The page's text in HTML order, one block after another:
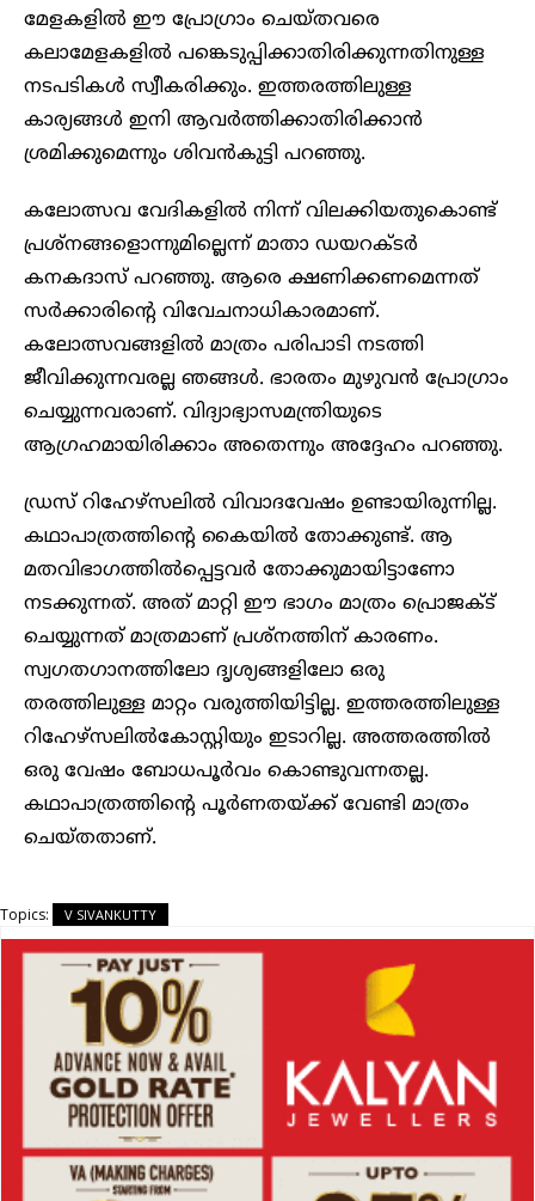
മേളകളില്‍ ഈ പ്രോഗ്രാം ചെയ്തവരെ
കലാമേളകളില്‍ പങ്കെടുപ്പിക്കാതിരിക്കുന്നതിനുള്ള
നടപടികള്‍ സ്വീകരിക്കും. ഇത്തരത്തിലുള്ള
കാര്യങ്ങള്‍ ഇനി ആവര്‍ത്തിക്കാതിരിക്കാന്‍
ശ്രമിക്കുമെന്നും ശിവന്‍കുട്ടി പറഞ്ഞു.
കലോത്സവ വേദികളില്‍ നിന്ന് വിലക്കിയതുകൊണ്ട്
പ്രശ്‌നങ്ങളൊന്നുമില്ലെന്ന് മാതാ ഡയറക്ടര്‍
കനകദാസ് പറഞ്ഞു. ആരെ ക്ഷണിക്കണമെന്നത്
സര്‍ക്കാരിന്റെ വിവേചനാധികാരമാണ്.
കലോത്സവങ്ങളില്‍ മാത്രം പരിപാടി നടത്തി
ജീവിക്കുന്നവരല്ല ഞങ്ങള്‍. ഭാരതം മുഴുവന്‍ പ്രോഗ്രാം
ചെയ്യുന്നവരാണ്. വിദ്യാഭ്യാസമന്ത്രിയുടെ
ആഗ്രഹമായിരിക്കാം അതെന്നും അദ്ദേഹം പറഞ്ഞു.
ഡ്രസ് റിഹേഴ്‌സലില്‍ വിവാദവേഷം ഉണ്ടായിരുന്നില്ല.
കഥാപാത്രത്തിന്റെ കൈയില്‍ തോക്കുണ്ട്. ആ
മതവിഭാഗത്തില്‍പ്പെട്ടവര്‍ തോക്കുമായിട്ടാണോ
നടക്കുന്നത്. അത് മാറ്റി ഈ ഭാഗം മാത്രം പ്രൊജക്‌ട്
ചെയ്യുന്നത് മാത്രമാണ് പ്രശ്‌നത്തിന് കാരണം.
സ്വഗതഗാനത്തിലോ ദൃശ്യങ്ങളിലോ ഒരു
തരത്തിലുള്ള മാറ്റം വരുത്തിയിട്ടില്ല. ഇത്തരത്തിലുള്ള
റിഹേഴ്‌സലില്‍കോസ്റ്റിയും ഇടാറില്ല. അത്തരത്തില്‍
ഒരു വേഷം ബോധപൂര്‍വം കൊണ്ടുവന്നതല്ല.
കഥാപാത്രത്തിന്റെ പൂര്‍ണതയ്ക്ക് വേണ്ടി മാത്രം
ചെയ്തതാണ്.
Topics: V SIVANKUTTY